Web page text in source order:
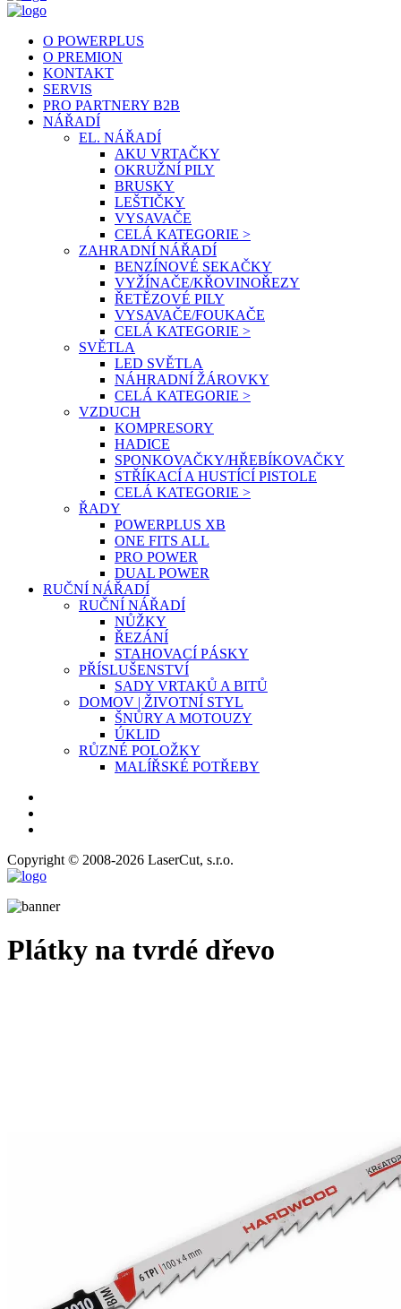
O POWERPLUS
O PREMION
KONTAKT
SERVIS
PRO PARTNERY B2B
NÁŘADÍ
EL. NÁŘADÍ
AKU VRTAČKY
OKRUŽNÍ PILY
BRUSKY
LEŠTIČKY
VYSAVAČE
CELÁ KATEGORIE >
ZAHRADNÍ NÁŘADÍ
BENZÍNOVÉ SEKAČKY
VYŽÍNAČE/KŘOVINOŘEZY
ŘETĚZOVÉ PILY
VYSAVAČE/FOUKAČE
CELÁ KATEGORIE >
SVĚTLA
LED SVĚTLA
NÁHRADNÍ ŽÁROVKY
CELÁ KATEGORIE >
VZDUCH
KOMPRESORY
HADICE
SPONKOVAČKY/HŘEBÍKOVAČKY
STŘÍKACÍ A HUSTÍCÍ PISTOLE
CELÁ KATEGORIE >
ŘADY
POWERPLUS XB
ONE FITS ALL
PRO POWER
DUAL POWER
RUČNÍ NÁŘADÍ
RUČNÍ NÁŘADÍ
NŮŽKY
ŘEZÁNÍ
STAHOVACÍ PÁSKY
PŘÍSLUŠENSTVÍ
SADY VRTAKŮ A BITŮ
DOMOV | ŽIVOTNÍ STYL
ŠNŮRY A MOTOUZY
ÚKLID
RŮZNÉ POLOŽKY
MALÍŘSKÉ POTŘEBY
Copyright © 2008-2026 LaserCut, s.r.o.
Plátky na tvrdé dřevo